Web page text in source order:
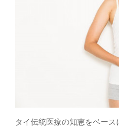
タイ伝統医療の知恵をベー